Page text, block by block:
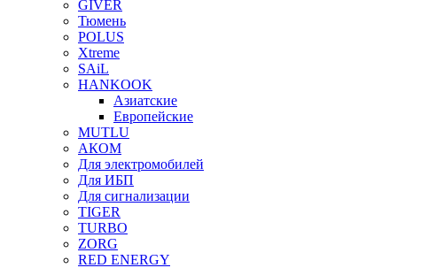
GIVER
Тюмень
POLUS
Xtreme
SAiL
HANKOOK
Азиатские
Европейские
MUTLU
АКОМ
Для электромобилей
Для ИБП
Для сигнализации
TIGER
TURBO
ZORG
RED ENERGY